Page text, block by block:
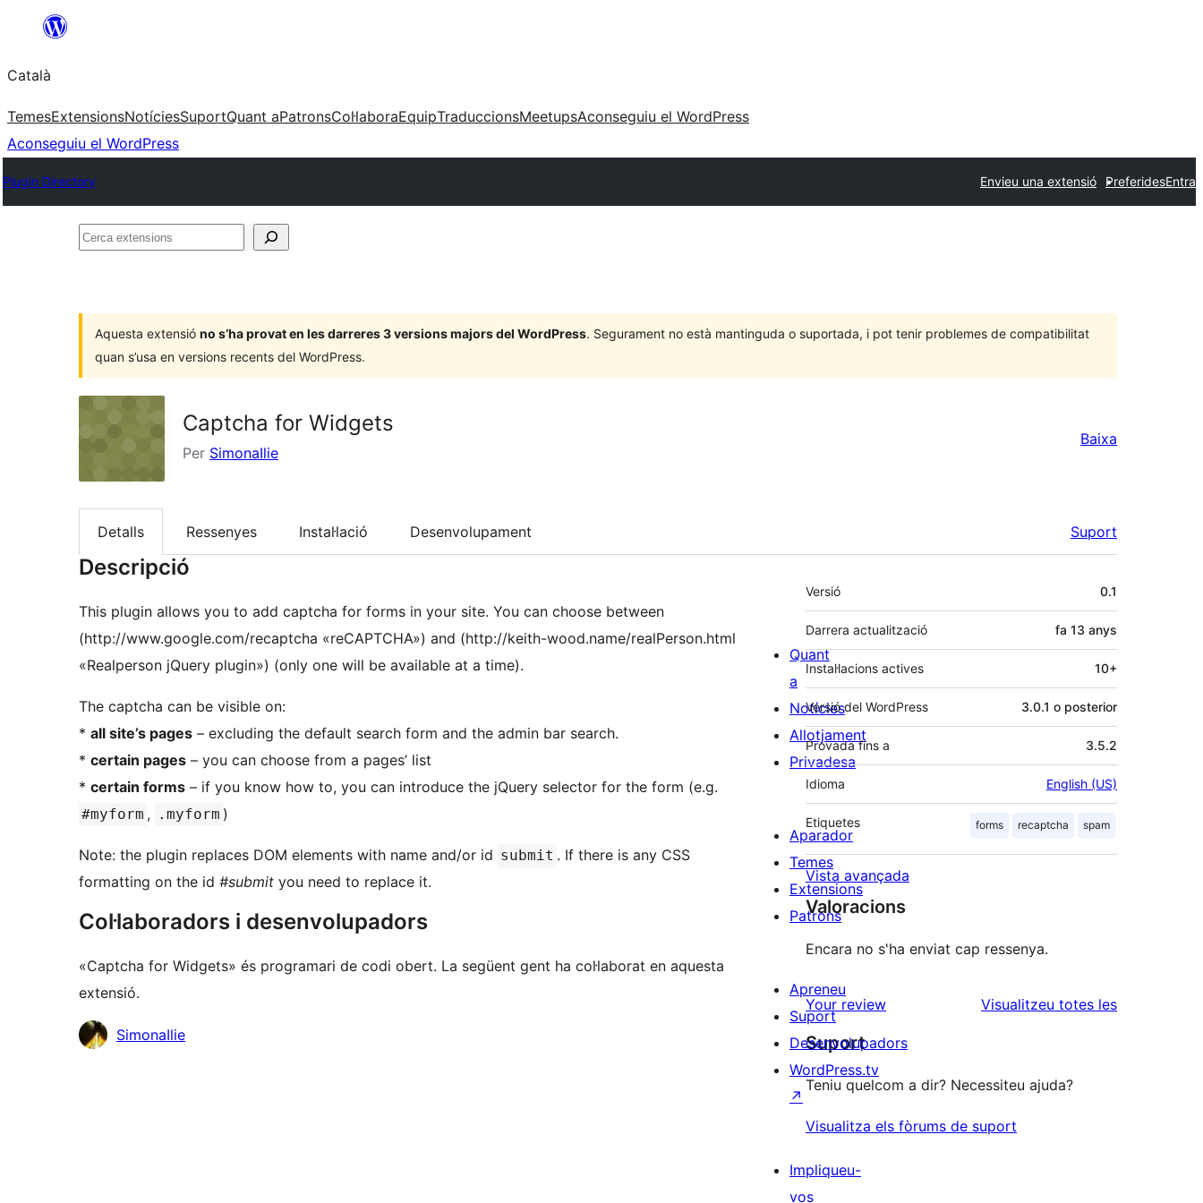
contingut
Català
TemesExtensionsNotíciesSuportQuant aPatronsCol·laboraEquipTraduccionsMeetupsAconseguiu el WordPress
Aconseguiu el WordPress
Plugin Directory Envieu una extensió PreferidesEntra
Cerca
Aquesta extensió no s’ha provat en les darreres 3 versions majors del WordPress. Segurament no està mantinguda o suportada, i pot tenir problemes de compatibilitat
quan s’usa en versions recents del WordPress.
Captcha for Widgets
Per SimonaIlie
Baixa
Detalls Ressenyes Instal·lació Desenvolupament Suport
Descripció
This plugin allows you to add captcha for forms in your site. You can choose between
(http://www.google.com/recaptcha «reCAPTCHA») and (http://keith-wood.name/realPerson.html
«Realperson jQuery plugin») (only one will be available at a time).
The captcha can be visible on:
* all site’s pages – excluding the default search form and the admin bar search.
* certain pages – you can choose from a pages’ list
* certain forms – if you know how to, you can introduce the jQuery selector for the form (e.g.
#myform , .myform )
Note: the plugin replaces DOM elements with name and/or id submit . If there is any CSS
formatting on the id #submit you need to replace it.
Col·laboradors i desenvolupadors
«Captcha for Widgets» és programari de codi obert. La següent gent ha col·laborat en aquesta
extensió.
Col·laboradors
SimonaIlie
Meta
Versió 0.1
Darrera actualització fa 13 anys
Instal·lacions actives 10+
Versió del WordPress 3.0.1 o posterior
Provada fins a 3.5.2
Idioma English (US)
Etiquetes forms recaptcha spam
Vista avançada
Valoracions
Encara no s'ha enviat cap ressenya.
Your review Visualitzeu totes lesressenyes
Suport
Teniu quelcom a dir? Necessiteu ajuda?
Visualitza els fòrums de suport
Quant
a
Notícies
Allotjament
Privadesa
Aparador
Temes
Extensions
Patrons
Apreneu
Suport
Desenvolupadors
WordPress.tv
↗
Impliqueu-
vos